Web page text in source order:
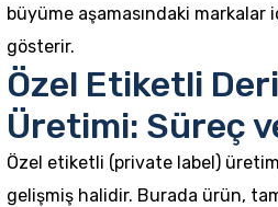
büyüme aşamasındaki
gösterir.
Özel Etiketli
Üretimi: Süreç
Özel etiketli (private label)
gelişmiş halidir. Burada ürün,